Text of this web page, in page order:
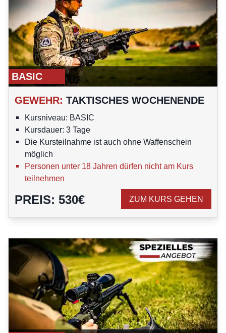
BASIC
GEWEHR: TAKTISCHES WOCHENENDE
Kursniveau: BASIC
Kursdauer: 3 Tage
Die Kursteilnahme ist auch ohne Waffenschein
möglich
Personen unter 18 Jahren dürfen nicht am Kurs
teilnehmen
PREIS: 530€ ZUM KURS GEHEN